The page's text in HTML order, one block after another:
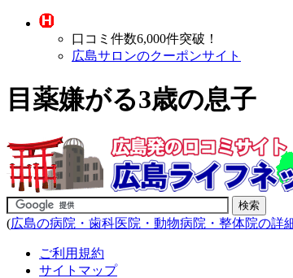
口コミ件数6,000件突破！
広島サロンのクーポンサイト
目薬嫌がる3歳の息子
(広島の病院・歯科医院・動物病院・整体院の詳
ご利用規約
サイトマップ